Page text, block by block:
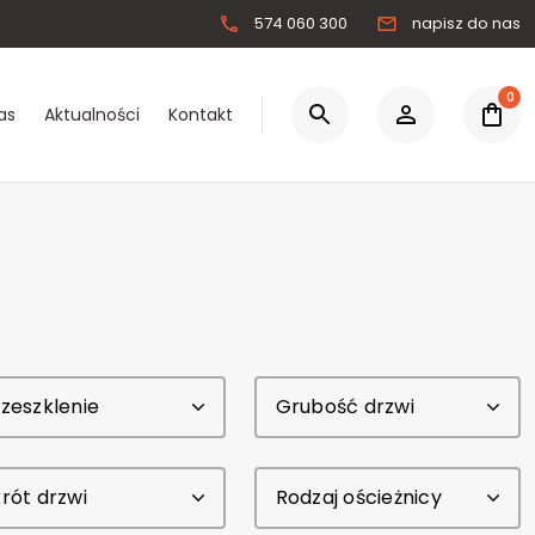
574 060 300 napisz do nas
Aktualności Kontakt
Zarejestruj się
0
Grubość drzwi
drzwi Rodzaj ościeżnicy